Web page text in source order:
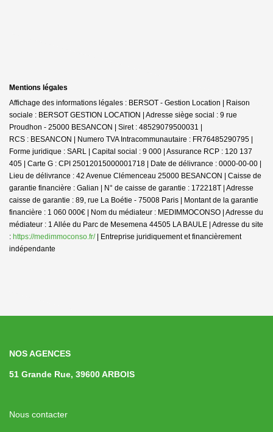
Mentions légales
Affichage des informations légales : BERSOT - Gestion Location | Raison
sociale : BERSOT GESTION LOCATION | Adresse siège social : 9 rue
Proudhon - 25000 BESANCON | Siret : 48529079500031 |
RCS : BESANCON | Numero TVA Intracommunautaire : FR76485290795 |
Forme juridique : SARL | Capital social : 9 000 | Assurance RCP : 120 137
405 | Carte G : CPI 25012015000001718 | Date de délivrance : 0000-00-00 |
Lieu de délivrance : 42 Avenue Clémenceau 25000 BESANCON | Caisse de
garantie financière : Galian | N° de caisse de garantie : 172218T | Adresse
caisse de garantie : 89, rue La Boétie - 75008 Paris | Montant de la garantie
financière : 1 060 000€ | Nom du médiateur : MEDIMMOCONSO | Adresse du
médiateur : 1 Allée du Parc de Mesemena 44505 LA BAULE | Adresse du site
: https://medimmoconso.fr/| Entreprise juridiquement et financièrement
indépendante
NOS AGENCES
51 Grande Rue, 39600 ARBOIS
Nous contacter